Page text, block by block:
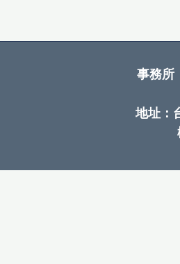
事務所
地址：